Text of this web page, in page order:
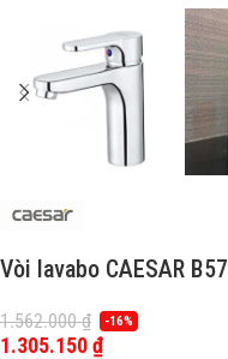
Vòi lavabo CAESAR
1.562.000₫ -16%
1.305.150₫